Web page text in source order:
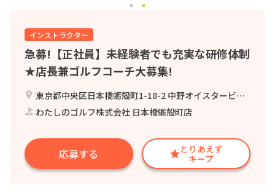
インストラクター
急募!【正社員】未経験者でも充実な研修体制
★店長兼ゴルフコーチ大募集!
東京都中央区日本橋蛎殻町1-18-2 中野オイスタービルB1F
わたしのゴルフ株式会社 日本橋蛎殻町店
応募する
とりあえず
キープ